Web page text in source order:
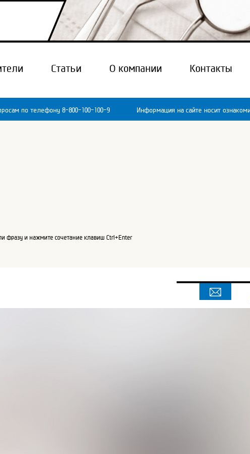
Статьи О компании Контакты
по телефону 8-800-100-100-9 Информация на сайте носит
фразу и нажмите сочетание клавиш Ctrl+Enter